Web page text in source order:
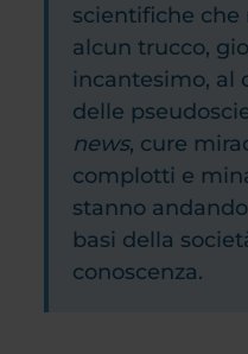
scientifiche che
alcun trucco,
incantesimo, al
delle
news, cure
complotti e
stanno
basi della
conoscenza.